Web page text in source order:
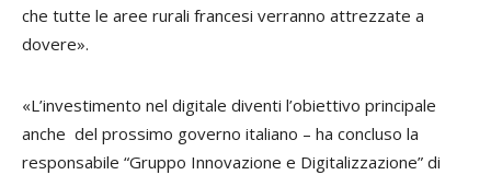
che tutte le aree rurali francesi verranno attrezzate a
dovere».
«L’investimento nel digitale diventi l’obiettivo principale
anche del prossimo governo italiano – ha concluso la
responsabile “Gruppo Innovazione e Digitalizzazione” di